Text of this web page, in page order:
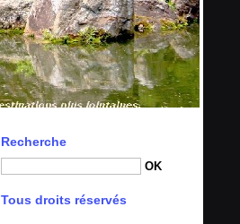
Recherche
Tous droits réservés